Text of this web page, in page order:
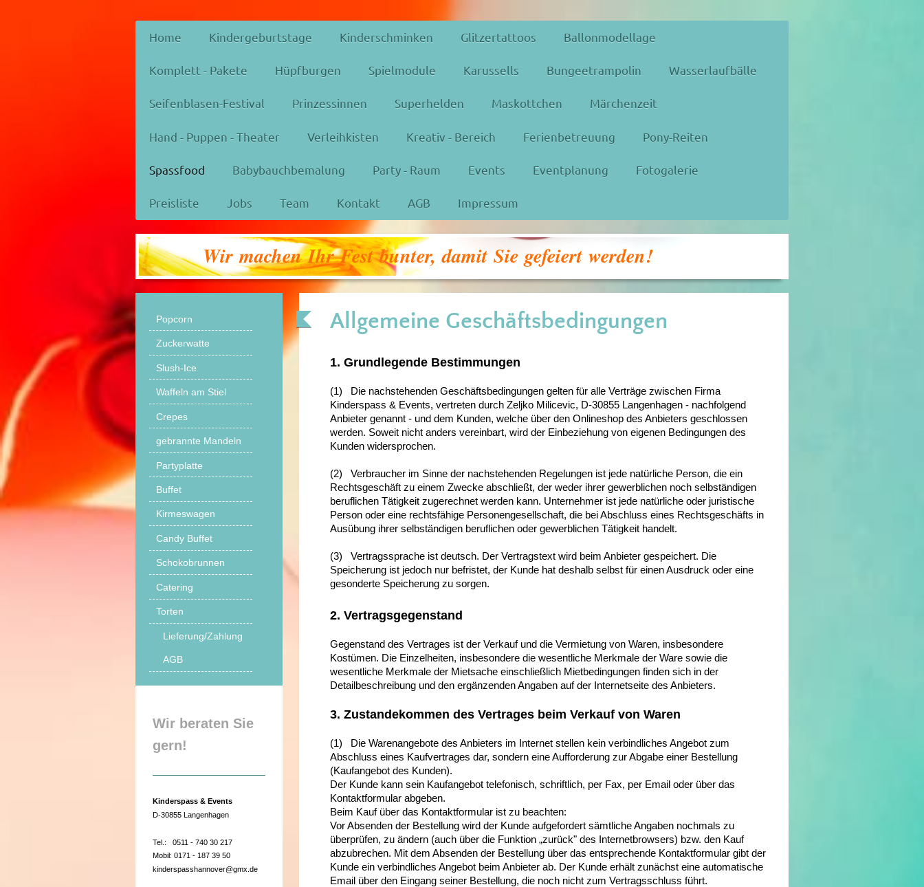
Home Kindergeburtstage Kinderschminken Glitzertattoos Ballonmodellage
Komplett - Pakete Hüpfburgen Spielmodule Karussells Bungeetrampolin Wasserlaufbälle
Seifenblasen-Festival Prinzessinnen Superhelden Maskottchen Märchenzeit
Hand - Puppen - Theater Verleihkisten Kreativ - Bereich Ferienbetreuung Pony-Reiten
Spassfood Babybauchbemalung Party - Raum Events Eventplanung Fotogalerie
Preisliste Jobs Team Kontakt AGB Impressum
Wir machen Ihr Fest bunter, damit Sie gefeiert werden!
Allgemeine Geschäftsbedingungen
1. Grundlegende Bestimmungen
(1) Die nachstehenden Geschäftsbedingungen gelten für alle Verträge zwischen Firma
Kinderspass & Events, vertreten durch Zeljko Milicevic, D-30855 Langenhagen - nachfolgend
Anbieter genannt - und dem Kunden, welche über den Onlineshop des Anbieters geschlossen
werden. Soweit nicht anders vereinbart, wird der Einbeziehung von eigenen Bedingungen des
Kunden widersprochen.
(2) Verbraucher im Sinne der nachstehenden Regelungen ist jede natürliche Person, die ein
Rechtsgeschäft zu einem Zwecke abschließt, der weder ihrer gewerblichen noch selbständigen
beruflichen Tätigkeit zugerechnet werden kann. Unternehmer ist jede natürliche oder juristische
Person oder eine rechtsfähige Personengesellschaft, die bei Abschluss eines Rechtsgeschäfts in
Ausübung ihrer selbständigen beruflichen oder gewerblichen Tätigkeit handelt.
(3) Vertragssprache ist deutsch. Der Vertragstext wird beim Anbieter gespeichert. Die
Speicherung ist jedoch nur befristet, der Kunde hat deshalb selbst für einen Ausdruck oder eine
gesonderte Speicherung zu sorgen.
2. Vertragsgegenstand
Gegenstand des Vertrages ist der Verkauf und die Vermietung von Waren, insbesondere
Kostümen. Die Einzelheiten, insbesondere die wesentliche Merkmale der Ware sowie die
wesentliche Merkmale der Mietsache einschließlich Mietbedingungen finden sich in der
Detailbeschreibung und den ergänzenden Angaben auf der Internetseite des Anbieters.
3. Zustandekommen des Vertrages beim Verkauf von Waren
(1) Die Warenangebote des Anbieters im Internet stellen kein verbindliches Angebot zum
Abschluss eines Kaufvertrages dar, sondern eine Aufforderung zur Abgabe einer Bestellung
(Kaufangebot des Kunden).
Der Kunde kann sein Kaufangebot telefonisch, schriftlich, per Fax, per Email oder über das
Kontaktformular abgeben.
Beim Kauf über das Kontaktformular ist zu beachten:
Vor Absenden der Bestellung wird der Kunde aufgefordert sämtliche Angaben nochmals zu
überprüfen, zu ändern (auch über die Funktion „zurück" des Internetbrowsers) bzw. den Kauf
abzubrechen. Mit dem Absenden der Bestellung über das entsprechende Kontaktformular gibt der
Kunde ein verbindliches Angebot beim Anbieter ab. Der Kunde erhält zunächst eine automatische
Email über den Eingang seiner Bestellung, die noch nicht zum Vertragsschluss führt.
Popcorn
Zuckerwatte
Slush-Ice
Waffeln am Stiel
Crepes
gebrannte Mandeln
Partyplatte
Buffet
Kirmeswagen
Candy Buffet
Schokobrunnen
Catering
Torten
Lieferung/Zahlung
AGB
Wir beraten Sie
gern!
Kinderspass & Events
D-30855 Langenhagen
Tel.: 0511 - 740 30 217
Mobil: 0171 - 187 39 50
kinderspasshannover@gmx.de